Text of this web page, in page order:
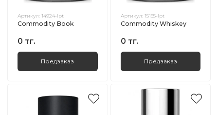
Артикул: 14924-lpt
Commodity Book
0 тг.
Предзаказ
Артикул: 15155-lpt
Commodity Whiskey
0 тг.
Предзаказ